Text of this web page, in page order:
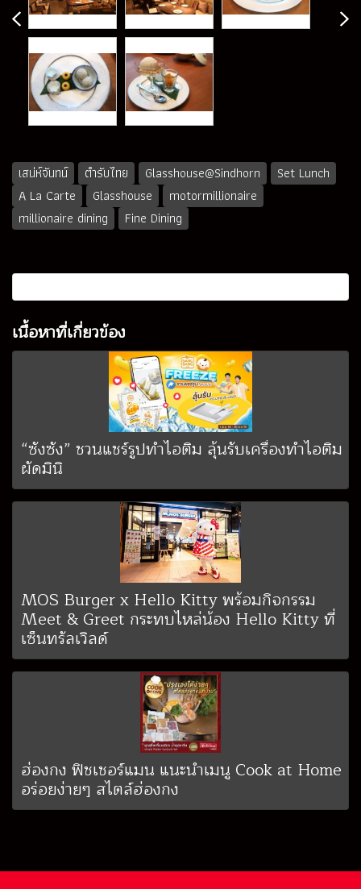
เสน่ห์จันทน์ ตำรับไทย Glasshouse@Sindhorn
Set Lunch
A La Carte
Glasshouse
motormillionaire
millionaire dining
Fine Dining
เนื้อหาที่เกี่ยวข้อง
“ซังซัง” ชวนแชร์รูปทำไอติม ลุ้นรับเครื่องทำไอติม
ผัดมินิ
MOS Burger x Hello Kitty พร้อมกิจกรรม
Meet & Greet กระทบไหล่น้อง Hello Kitty ที่
เซ็นทรัลเวิลด์
ฮ่องกง ฟิชเชอร์แมน แนะนำเมนู Cook at Home
อร่อยง่ายๆ สไตล์ฮ่องกง